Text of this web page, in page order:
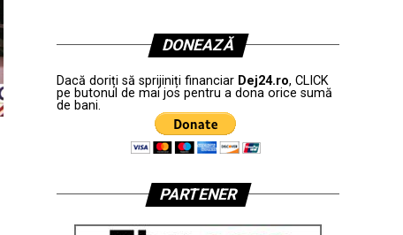
DONEAZĂ
Dacă doriți să sprijiniți financiar Dej24.ro, CLICK
pe butonul de mai jos pentru a dona orice sumă
de bani.
PARTENER